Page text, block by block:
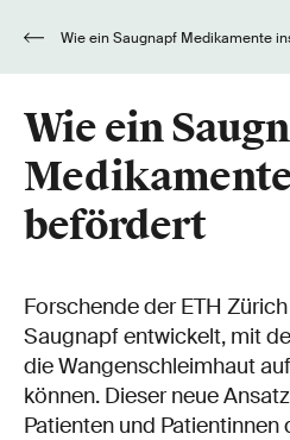
Wie ein
befördert
Forschende der ETH
Saugnapf entwickelt, mit
die Wangenschleimhaut
können. Dieser neue
Patienten und